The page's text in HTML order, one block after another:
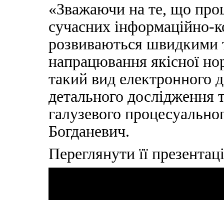
«Зважаючи на те, що
сучасних інформаційно-
розвиваються швидкими
напрацювання якісної
такий вид електронного
детального дослідження
галузевого
Богданевич.
Переглянути її